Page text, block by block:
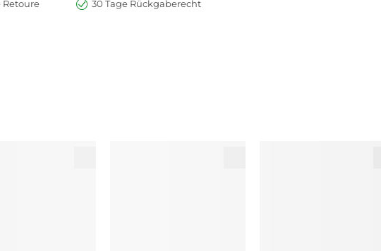
Retoure 30 Tage Rückgaberecht